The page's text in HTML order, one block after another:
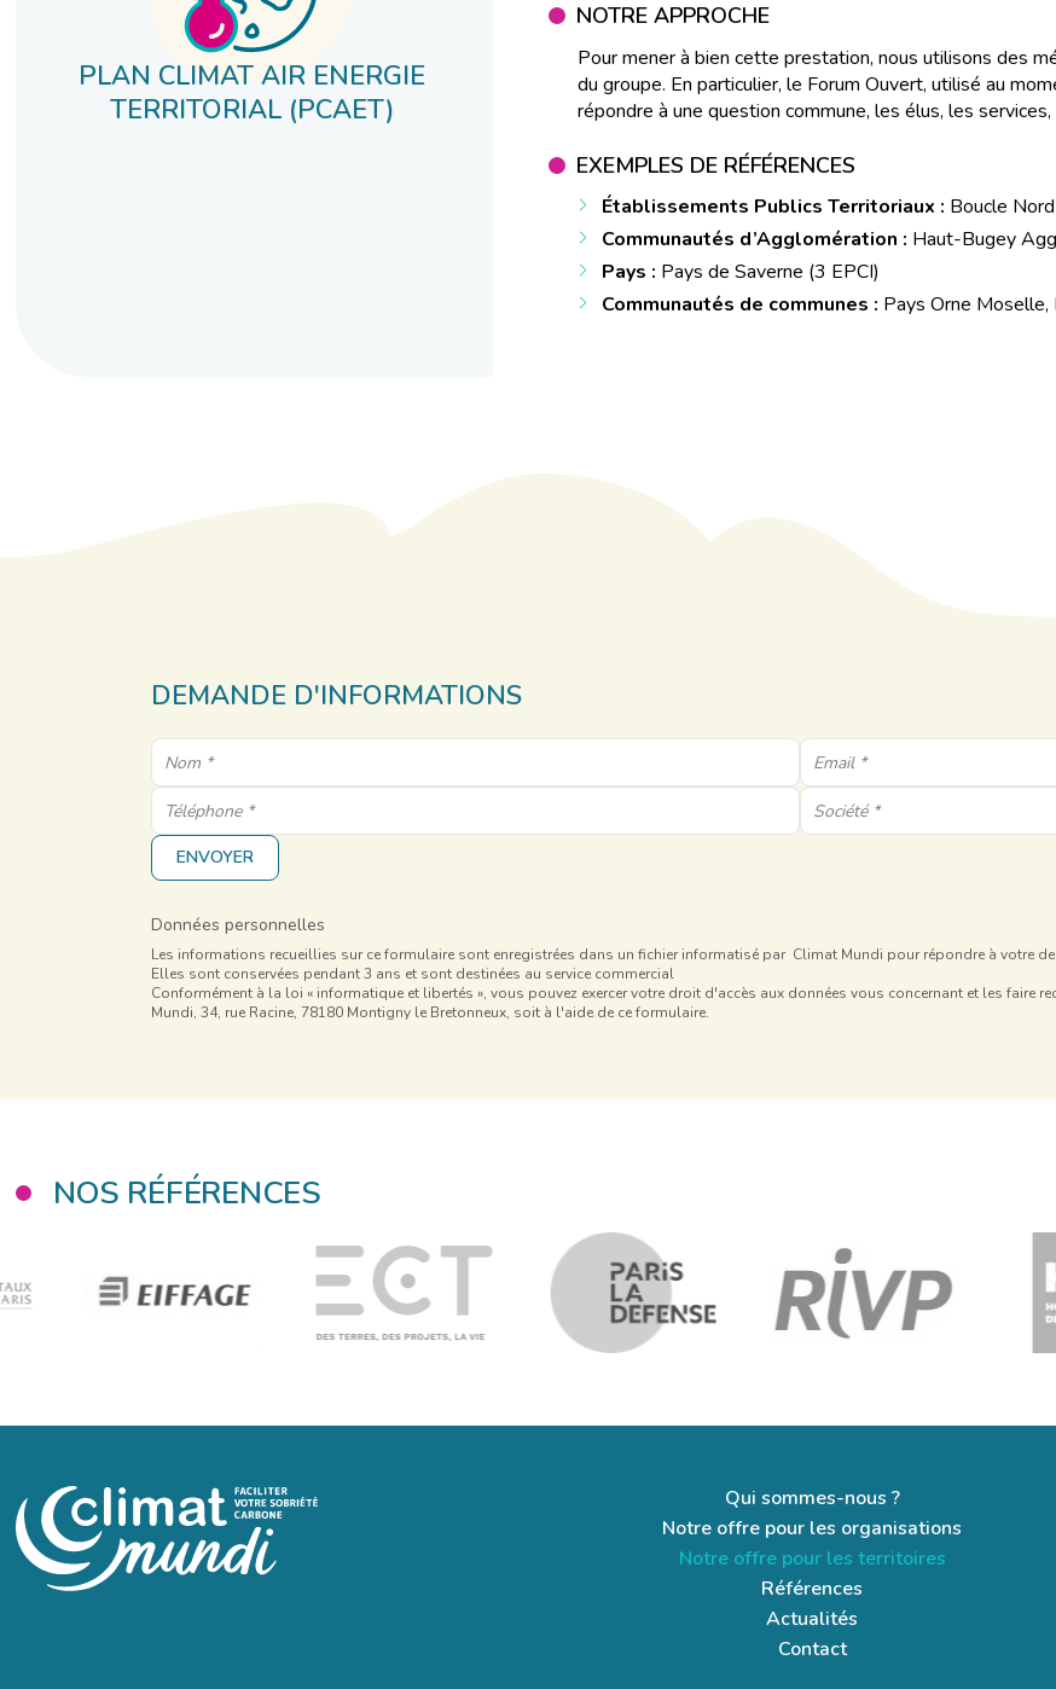
PLAN CLIMAT AIR ENERGIE
TERRITORIAL (PCAET)
NOTRE APPROCHE
Pour mener à bien cette prestation, nous utilisons des
du groupe. En particulier, le Forum Ouvert, utilisé au
répondre à une question commune, les élus, les
EXEMPLES DE RÉFÉRENCES
Établissements Publics Territoriaux : Boucle
Communautés d’Agglomération : Haut-Bugey
Pays : Pays de Saverne (3 EPCI)
Communautés de communes : Pays Orne Moselle,
DEMANDE D'INFORMATIONS
ENVOYER
Données personnelles
Les informations recueillies sur ce formulaire sont enregistrées dans un fichier informatisé par Climat Mundi pour répondre à votre
Elles sont conservées pendant 3 ans et sont destinées au service commercial
Conformément à la loi « informatique et libertés », vous pouvez exercer votre droit d'accès aux données vous concernant et les faire
Mundi, 34, rue Racine, 78180 Montigny le Bretonneux, soit à l'aide de ce formulaire.
NOS RÉFÉRENCES
Qui sommes-nous ?
Notre offre pour les organisations
Notre offre pour les territoires
Références
Actualités
Contact